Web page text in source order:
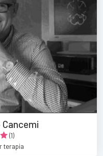
(1)
terapia